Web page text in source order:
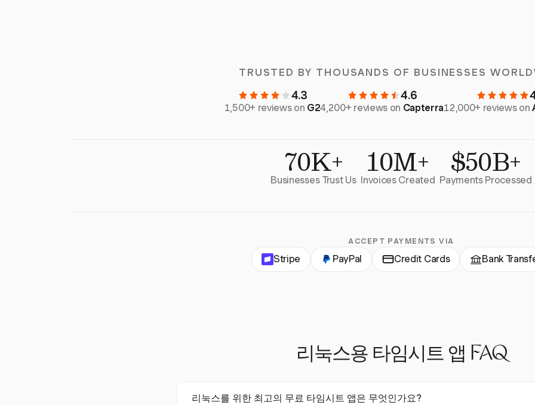
TRUSTED BY THOUSANDS OF BUSINESSES
4.3
1,500+ reviews on G2
4.6
4,200+ reviews on Capterra12,000+ reviews on
70K+
Businesses Trust Us 10M+
Invoices Created $50B+
Payments Processed
ACCEPT PAYMENTS VIA
Stripe PayPal Credit Cards Bank
리눅스용 타임시트 앱 FAQ
리눅스를 위한 최고의 무료 타임시트 앱은 무엇인가요?